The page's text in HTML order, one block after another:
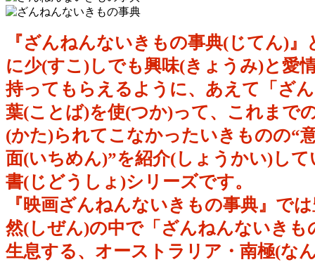
『ざんねんないきもの事典(じてん)
に少(すこ)しでも興味(きょうみ)と愛
持ってもらえるように、あえて「ざ
葉(ことば)を使(つか)って、これまで
(かた)られてこなかったいきものの“
面(いちめん)”を紹介(しょうかい)して
書(じどうしょ)シリーズです。
『映画ざんねんないきもの事典』で
然(しぜん)の中で「ざんねんないきも
生息する、オーストラリア・南極(な